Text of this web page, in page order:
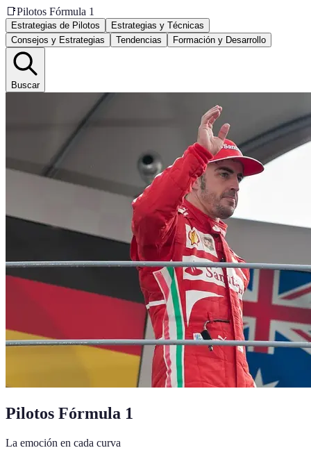
📑Pilotos Fórmula 1
Estrategias de Pilotos
Estrategias y Técnicas
Consejos y Estrategias
Tendencias Formación y Desarrollo
Buscar
Pilotos Fórmula 1
La emoción en cada curva